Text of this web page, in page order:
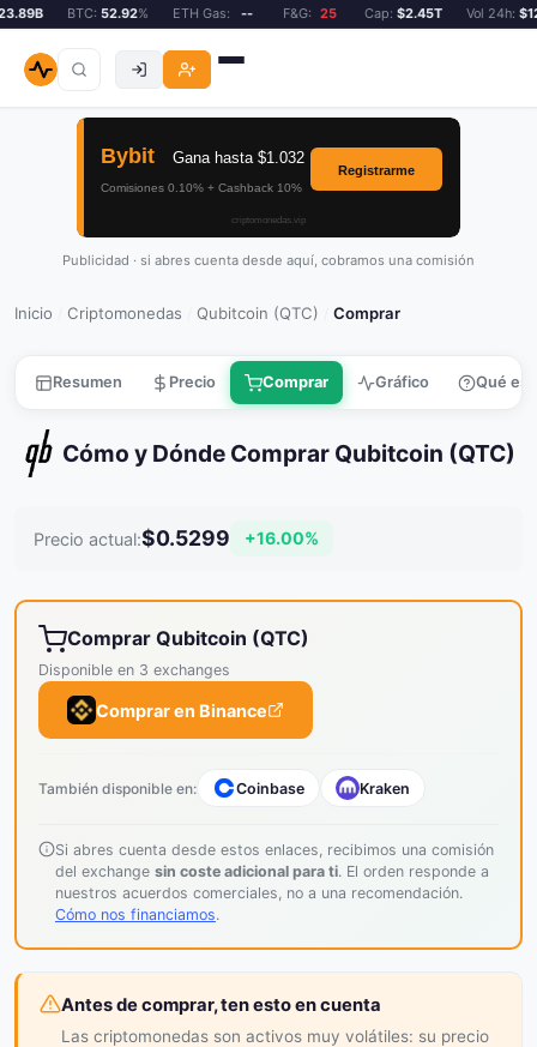
BTC:52.92% ETH Gas: -- F&G: 25 Cap:$2.45T Vol 24h:
Publicidad · si abres cuenta desde aquí, cobramos una comisión
Inicio Criptomonedas Qubitcoin (QTC) Comprar
Resumen Precio Comprar Gráfico Qué es
Cómo y Dónde Comprar Qubitcoin (QTC)
Precio actual:$0.5299 +16.00%
Comprar Qubitcoin (QTC)
Disponible en 3 exchanges
Comprar en Binance
También disponible en: Coinbase Kraken
Si abres cuenta desde estos enlaces, recibimos una comisión
del exchange sin coste adicional para ti. El orden responde a
nuestros acuerdos comerciales, no a una recomendación.
Cómo nos financiamos.
Antes de comprar, ten esto en cuenta
Las criptomonedas son activos muy volátiles: su precio